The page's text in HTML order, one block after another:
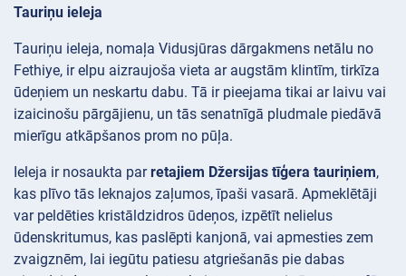
Tauriņu ieleja
Tauriņu ieleja, nomaļa Vidusjūras dārgakmens netālu no
Fethiye, ir elpu aizraujoša vieta ar augstām klintīm, tirkīza
ūdeņiem un neskartu dabu. Tā ir pieejama tikai ar laivu vai
izaicinošu pārgājienu, un tās senatnīgā pludmale piedāvā
mierīgu atkāpšanos prom no pūļa.
Ieleja ir nosaukta parretajiem Džersijas tīģera tauriņiem,
kas plīvo tās leknajos zaļumos, īpaši vasarā. Apmeklētāji
var peldēties kristāldzidros ūdeņos, izpētīt nelielus
ūdenskritumus, kas paslēpti kanjonā, vai apmesties zem
zvaigznēm, lai iegūtu patiesu atgriešanās pie dabas